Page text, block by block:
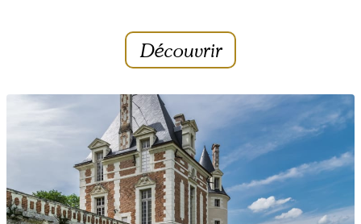
Découvrir